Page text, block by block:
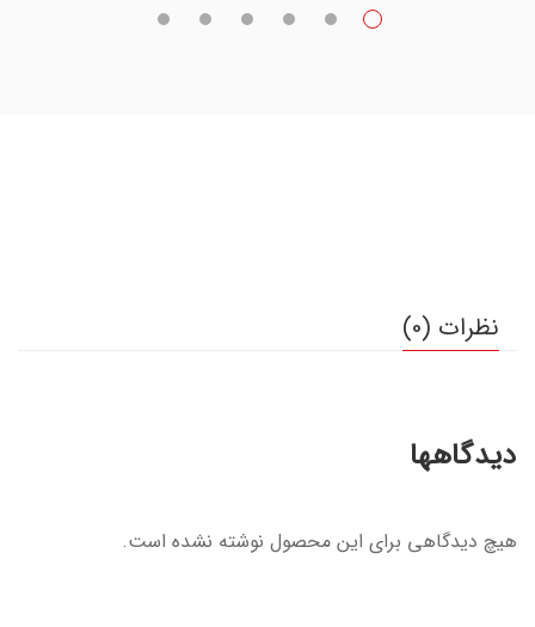
نظرات (0)
دیدگاهها
هیچ دیدگاهی برای این محصول نوشته نشده است.